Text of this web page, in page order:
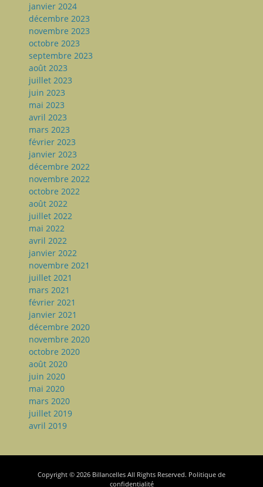
janvier 2024
décembre 2023
novembre 2023
octobre 2023
septembre 2023
août 2023
juillet 2023
juin 2023
mai 2023
avril 2023
mars 2023
février 2023
janvier 2023
décembre 2022
novembre 2022
octobre 2022
août 2022
juillet 2022
mai 2022
avril 2022
janvier 2022
novembre 2021
juillet 2021
mars 2021
février 2021
janvier 2021
décembre 2020
novembre 2020
octobre 2020
août 2020
juin 2020
mai 2020
mars 2020
juillet 2019
avril 2019
Copyright © 2026 Billancelles All Rights Reserved. Politique de
confidentialité